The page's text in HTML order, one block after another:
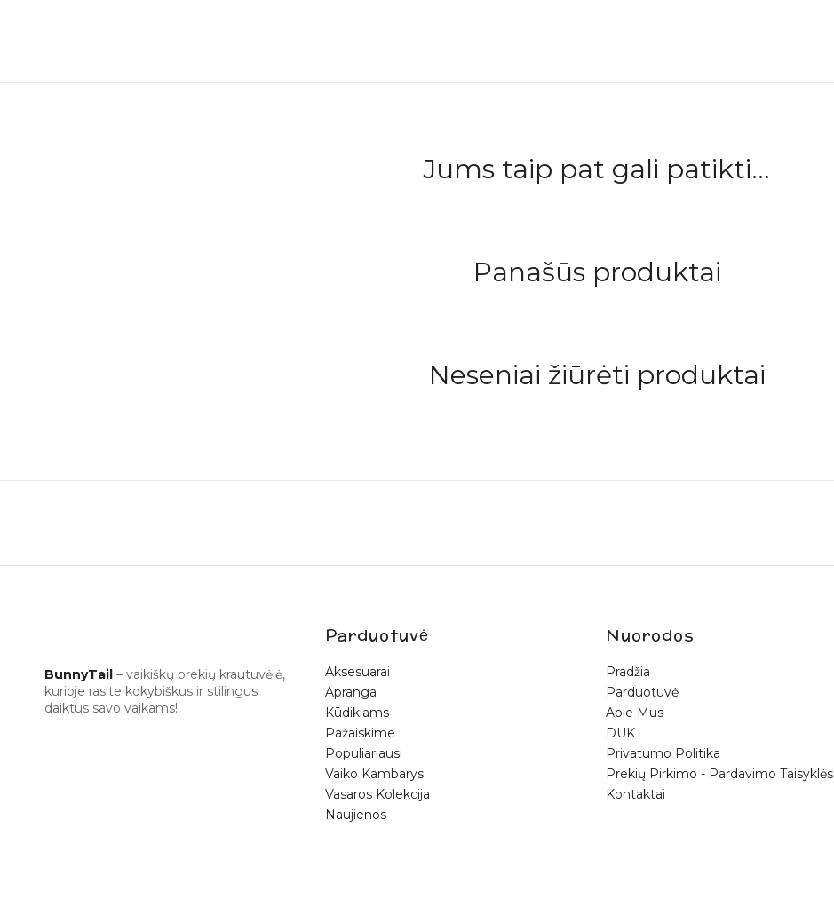
Jums taip pat gali patikti...
Panašūs produktai
Neseniai žiūrėti produktai
BunnyTail – vaikiškų prekių krautuvėlė,
kurioje rasite kokybiškus ir stilingus
daiktus savo vaikams!
Parduotuvė
Aksesuarai
Apranga
Kūdikiams
Pažaiskime
Populiariausi
Vaiko Kambarys
Vasaros Kolekcija
Naujienos
Nuorodos
Pradžia
Parduotuvė
Apie Mus
DUK
Privatumo Politika
Prekių Pirkimo - Pardavimo Taisyklės
Kontaktai